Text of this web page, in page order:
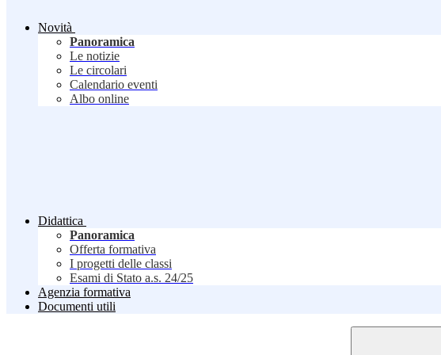
Novità
Panoramica
Le notizie
Le circolari
Calendario eventi
Albo online
Didattica
Panoramica
Offerta formativa
I progetti delle classi
Esami di Stato a.s. 24/25
Agenzia formativa
Documenti utili